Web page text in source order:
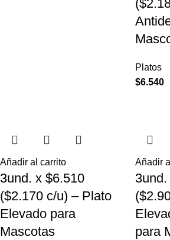
Platos
$6.540
Añadir al carrito
3und. x $6.510
($2.170 c/u) – Plato
Elevado para
Mascotas
Añadir
para